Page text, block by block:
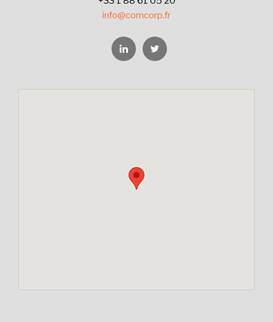
info@comcorp.fr
LinkedinTwitter